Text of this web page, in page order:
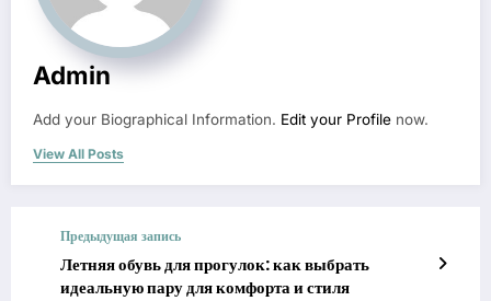
Admin
Add your Biographical Information. Edit your Profile now.
View All Posts
Предыдущая запись
Летняя обувь для прогулок: как выбрать
идеальную пару для комфорта и стиля